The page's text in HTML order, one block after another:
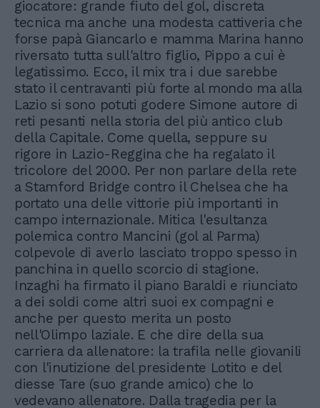
giocatore: grande fiuto del gol, discreta
tecnica ma anche una modesta cattiveria che
forse papà Giancarlo e mamma Marina hanno
riversato tutta sull'altro figlio, Pippo a cui è
legatissimo. Ecco, il mix tra i due sarebbe
stato il centravanti più forte al mondo ma alla
Lazio si sono potuti godere Simone autore di
reti pesanti nella storia del più antico club
della Capitale. Come quella, seppure su
rigore in Lazio-Reggina che ha regalato il
tricolore del 2000. Per non parlare della rete
a Stamford Bridge contro il Chelsea che ha
portato una delle vittorie più importanti in
campo internazionale. Mitica l'esultanza
polemica contro Mancini (gol al Parma)
colpevole di averlo lasciato troppo spesso in
panchina in quello scorcio di stagione.
Inzaghi ha firmato il piano Baraldi e riunciato
a dei soldi come altri suoi ex compagni e
anche per questo merita un posto
nell'Olimpo laziale. E che dire della sua
carriera da allenatore: la trafila nelle giovanili
con l'inutizione del presidente Lotito e del
diesse Tare (suo grande amico) che lo
vedevano allenatore. Dalla tragedia per la